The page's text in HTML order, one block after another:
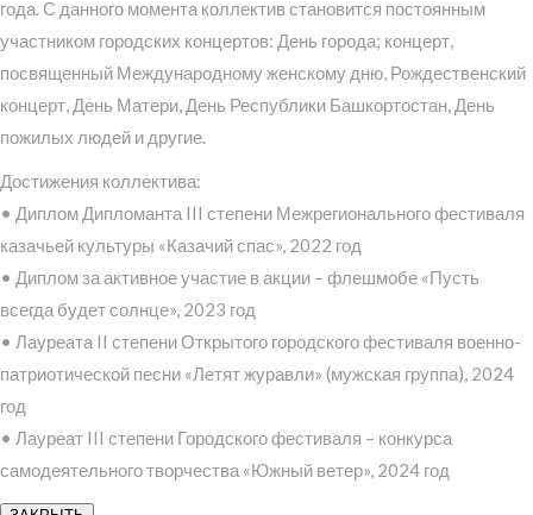
года. С данного момента коллектив становится постоянным
участником городских концертов: День города; концерт,
посвященный Международному женскому дню, Рождественский
концерт, День Матери, День Республики Башкортостан, День
пожилых людей и другие.
Достижения коллектива:
• Диплом Дипломанта III степени Межрегионального фестиваля
казачьей культуры «Казачий спас», 2022 год
• Диплом за активное участие в акции – флешмобе «Пусть
всегда будет солнце», 2023 год
• Лауреата II степени Открытого городского фестиваля военно-
патриотической песни «Летят журавли» (мужская группа), 2024
год
• Лауреат III степени Городского фестиваля – конкурса
самодеятельного творчества «Южный ветер», 2024 год